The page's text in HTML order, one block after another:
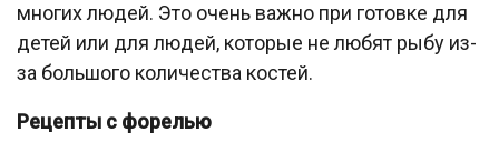
многих людей. Это очень важно при готовке для
детей или для людей, которые не любят рыбу из-
за большого количества костей.
Рецепты с форелью